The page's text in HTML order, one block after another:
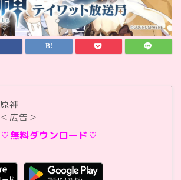
原神
＜広告＞
♡無料ダウンロード♡